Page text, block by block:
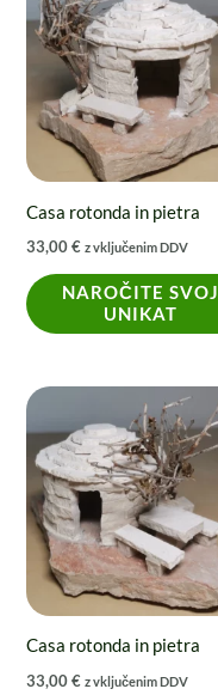
Casa rotonda in pietra
33,00€ z vključenim DDV
NAROČITE SVOJ
UNIKAT
Casa rotonda in pietra
33,00€ z vključenim DDV